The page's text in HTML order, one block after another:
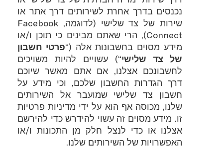
נכנסים בדרך אחרת לשירותים דרך אתר או
שירות של צד שלישי (לדוגמה, Facebook
Connect), הרי שאתם מבינים כי תוכן ו/או
מידע מסוים בחשבונות אלה (“פרטי חשבון
של צד שלישי“) עשויים להיות משויכים
לחשבונכם אצלנו, אם אתם מאשר שיוכם
דרך הגדרות החשבון שלכם, וכי מידע על
חשבון צד שלישי שמועבר אל השירותים
שלנו, מכוסה אף הוא על ידי מדיניות פרטיות
זו. מידע מסוים זה עשוי להידרש כדי להירשם
אצלנו או כדי לנצל חלק מן התכונות ו/או
האפשרויות של השירותים שלנו.